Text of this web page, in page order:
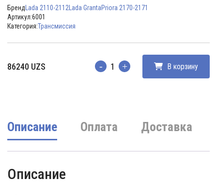
Бренд Lada 2110-2112 Lada GrantaPriora 2170-2171
Артикул:6001
Категория:Трансмиссия
86240 UZS Количество В корзину
Описание Оплата Доставка
Описание